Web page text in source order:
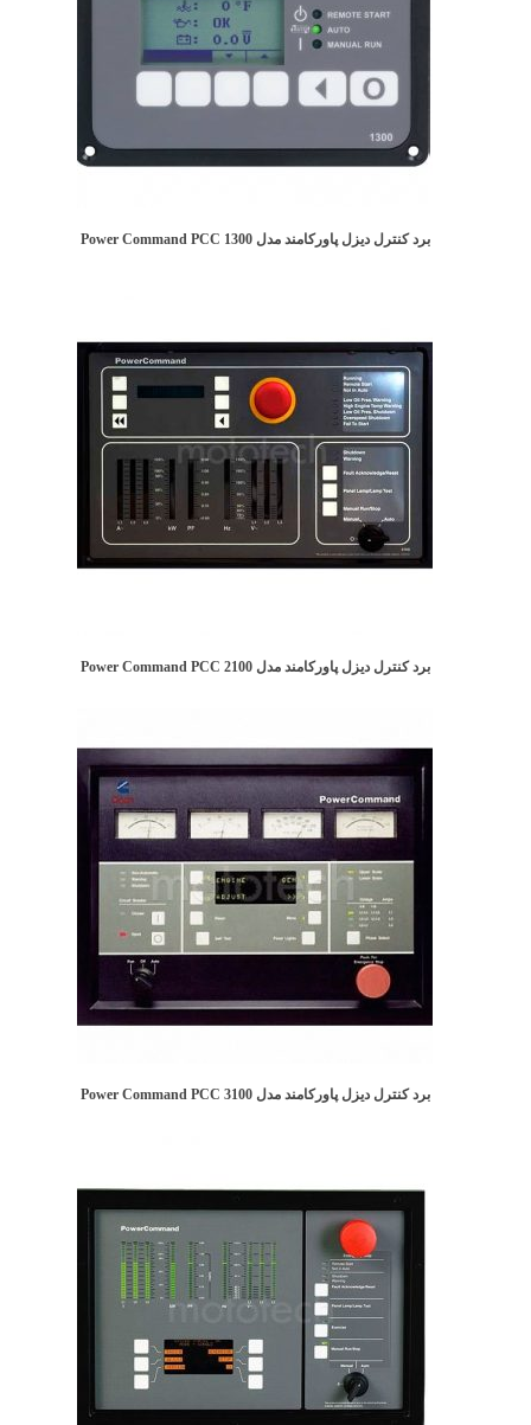
برد کنترل دیزل پاورکامند مدل Power Command PCC 1300
برد کنترل دیزل پاورکامند مدل Power Command PCC 2100
برد کنترل دیزل پاورکامند مدل Power Command PCC 3100